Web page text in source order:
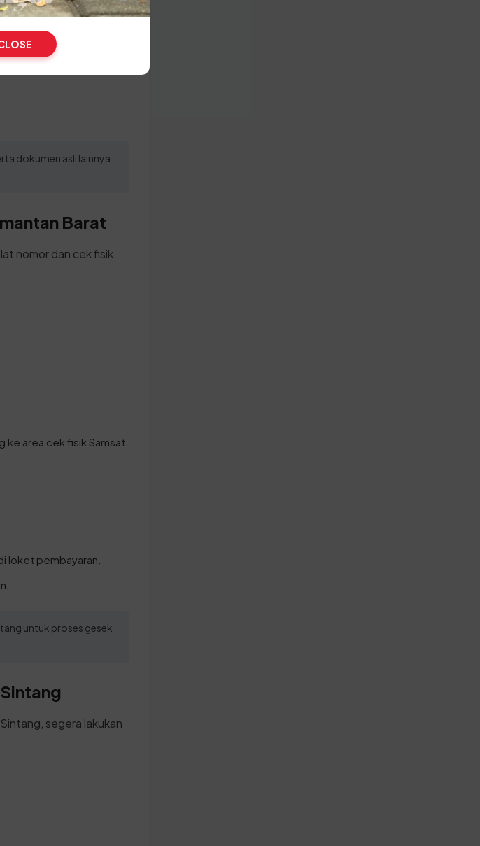
dokumen asli lainnya
Barat
nomor dan cek fisik
ke area cek fisik Samsat
loket pembayaran.
untuk proses gesek
segera lakukan